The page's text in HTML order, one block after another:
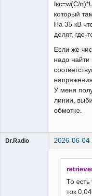
Iкс=w(C/
который
На 35 кВ
делят, где-
Если же
надо
напряжения
У меня
линии,
обмотке.
Dr.Radio 2026-06-04
То есть
ток